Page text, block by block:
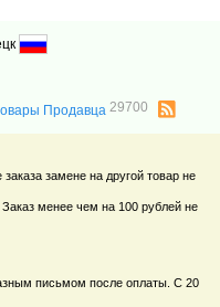
Продавца29700
замене на другой товар не
менее чем на 100 рублей не
письмом после оплаты. С 20